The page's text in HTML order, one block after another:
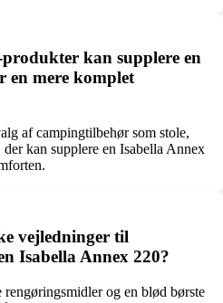
kan supplere en
en mere komplet
af campingtilbehør som stole,
kan supplere en Isabella Annex
vejledninger til
Isabella Annex 220?
rengøringsmidler og en blød børste